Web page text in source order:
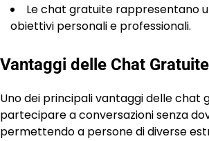
Le chat gratuite rappresentano
obiettivi personali e professionali.
Vantaggi delle Chat Gratuite
Uno dei principali vantaggi delle chat
partecipare a conversazioni senza
permettendo a persone di diverse